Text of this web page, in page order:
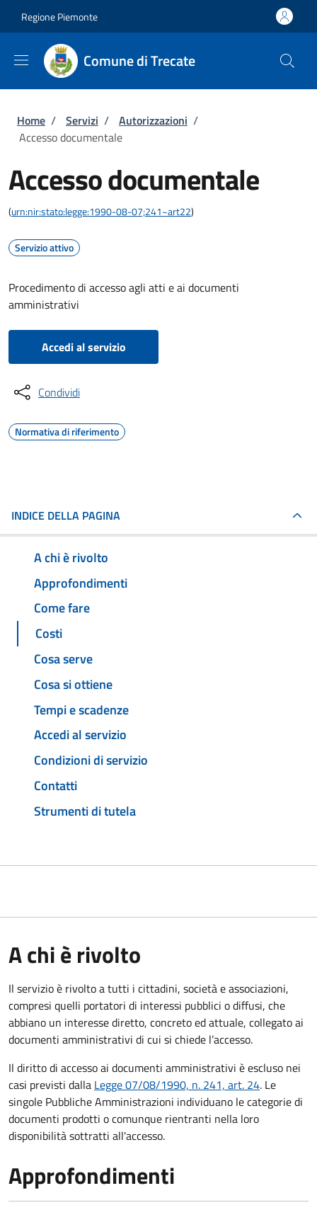
Regione Piemonte
Comune di Trecate
Briciole di pane
Home / Servizi / Autorizzazioni /
Accesso documentale
Accesso documentale
(urn:nir:stato:legge:1990-08-07;241~art22)
Servizio attivo
Procedimento di accesso agli atti e ai documenti
amministrativi
Accedi al servizio
Condividi
Normativa di riferimento
INDICE DELLA PAGINA
A chi è rivolto
Approfondimenti
Come fare
Costi
Cosa serve
Cosa si ottiene
Tempi e scadenze
Accedi al servizio
Condizioni di servizio
Contatti
Strumenti di tutela
A chi è rivolto
Il servizio è rivolto a tutti i cittadini, società e associazioni,
compresi quelli portatori di interessi pubblici o diffusi, che
abbiano un interesse diretto, concreto ed attuale, collegato ai
documenti amministrativi di cui si chiede l’accesso.
Il diritto di accesso ai documenti amministrativi è escluso nei
casi previsti dalla Legge 07/08/1990, n. 241, art. 24. Le
singole Pubbliche Amministrazioni individuano le categorie di
documenti prodotti o comunque rientranti nella loro
disponibilità sottratti all'accesso.
Approfondimenti